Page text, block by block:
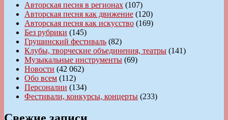
Авторская песня в регионах (107)
Авторская песня как движение (120)
Авторская песня как искусство (169)
Без рубрики (145)
Грушинский фестиваль (82)
Клубы, творческие объединения, театры (141)
Музыкальные инструменты (69)
Новости (42 062)
Обо всем (112)
Персоналии (134)
Фестивали, конкурсы, концерты (233)